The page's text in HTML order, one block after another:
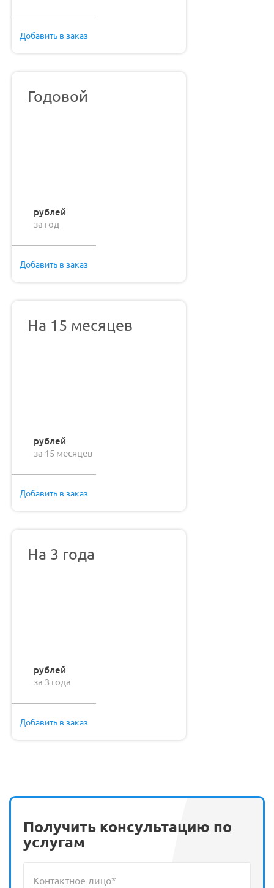
Добавить в заказ
Годовой
рублей
за год
Добавить в заказ
На 15 месяцев
рублей
за 15 месяцев
Добавить в заказ
На 3 года
рублей
за 3 года
Добавить в заказ
Получить консультацию по
услугам